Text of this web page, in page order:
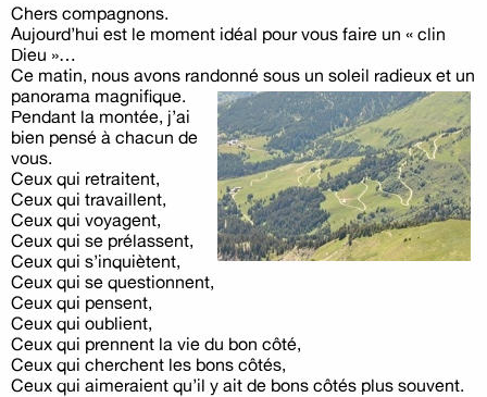
Chers compagnons.
Aujourd’hui est le moment idéal pour vous faire un « clin
Dieu »…
Ce matin, nous avons randonné sous un soleil radieux et un
panorama magnifique.
Pendant la montée, j’ai
bien pensé à chacun de
vous.
Ceux qui retraitent,
Ceux qui travaillent,
Ceux qui voyagent,
Ceux qui se prélassent,
Ceux qui s’inquiètent,
Ceux qui se questionnent,
Ceux qui pensent,
Ceux qui oublient,
Ceux qui prennent la vie du bon côté,
Ceux qui cherchent les bons côtés,
Ceux qui aimeraient qu’il y ait de bons côtés plus souvent.